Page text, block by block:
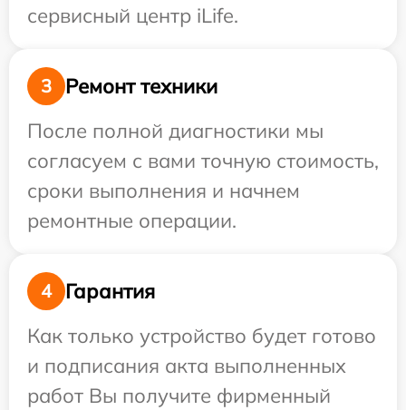
сервисный центр iLife.
3
Ремонт техники
После полной диагностики мы
согласуем с вами точную стоимость,
сроки выполнения и начнем
ремонтные операции.
4
Гарантия
Как только устройство будет готово
и подписания акта выполненных
работ Вы получите фирменный